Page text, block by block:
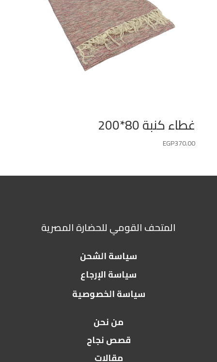
غطاء كنبة 80*200
EGP370.00
المتحف القومي للحضارة المصرية
سياسة الشحن
سياسة الإرجاع
سياسة الخصوصية
من نحن
قصص نجاح
مقالات